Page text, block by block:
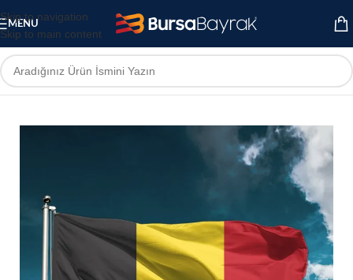
Skip to navigation
Skip to main content
MENU
Ana Sayfa Ülke Bayrakları